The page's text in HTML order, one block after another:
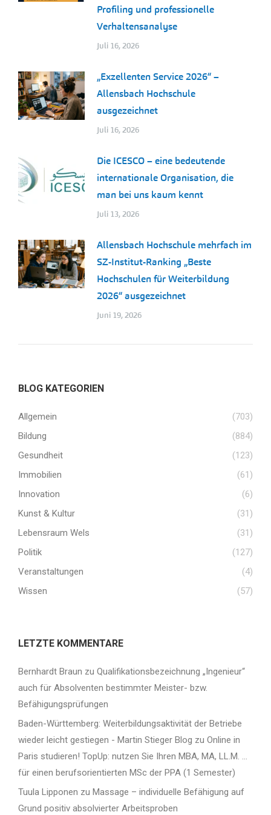
Profiling und professionelle
Verhaltensanalyse
Juli 16, 2026
„Exzellenten Service 2026“ –
Allensbach Hochschule
ausgezeichnet
Juli 16, 2026
Die ICESCO – eine bedeutende
internationale Organisation, die
man bei uns kaum kennt
Juli 13, 2026
Allensbach Hochschule mehrfach im
SZ-Institut-Ranking „Beste
Hochschulen für Weiterbildung
2026“ ausgezeichnet
Juni 19, 2026
BLOG KATEGORIEN
Allgemein
(703)
Bildung
(884)
Gesundheit
(123)
Immobilien
(61)
Innovation
(6)
Kunst & Kultur
(31)
Lebensraum Wels
(31)
Politik
(127)
Veranstaltungen
(4)
Wissen
(57)
LETZTE KOMMENTARE
Bernhardt Braun zu Qualifikationsbezeichnung „Ingenieur“
auch für Absolventen bestimmter Meister- bzw.
Befähigungsprüfungen
Baden-Württemberg: Weiterbildungsaktivität der Betriebe
wieder leicht gestiegen - Martin Stieger Blog zu Online in
Paris studieren! TopUp: nutzen Sie Ihren MBA, MA, LL.M. …
für einen berufsorientierten MSc der PPA (1 Semester)
Tuula Lipponen zu Massage – individuelle Befähigung auf
Grund positiv absolvierter Arbeitsproben